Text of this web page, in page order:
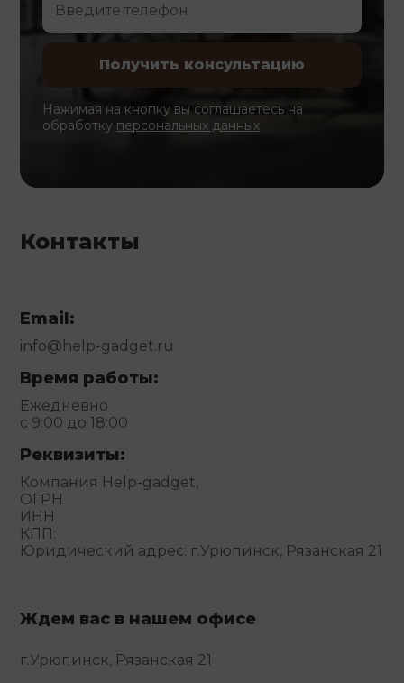
Нажимая на кнопку вы соглашаетесь на
обработку персональных данных
Контакты
Email:
info@help-gadget.ru
Время работы:
Ежедневно
с 9:00 до 18:00
Реквизиты:
Компания Help-gadget,
ОГРН
ИНН
КПП:
Юридический адрес: г.Урюпинск, Рязанская 21
Ждем вас в нашем офисе
г.Урюпинск, Рязанская 21